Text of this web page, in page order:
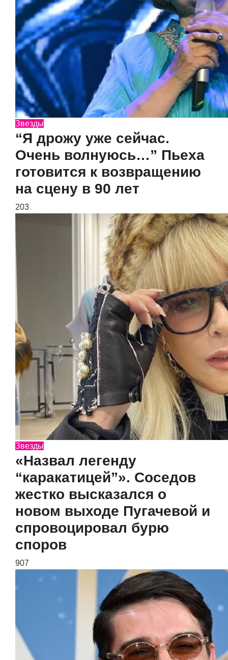
Звезды
“Я дрожу уже сейчас.
Очень волнуюсь…” Пьеха
готовится к возвращению
на сцену в 90 лет
203
Звезды
«Назвал легенду
“каракатицей”». Соседов
жестко высказался о
новом выходе Пугачевой и
спровоцировал бурю
споров
907